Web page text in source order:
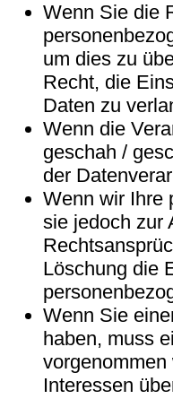
Wenn Sie die
um dies zu
Recht, die
Daten zu
Wenn die
geschah /
der
Wenn wir Ihre
sie jedoch zur
Löschung die
Wenn Sie
haben, muss
Interessen